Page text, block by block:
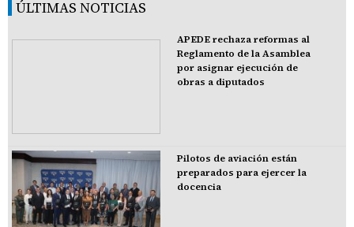
ÚLTIMAS NOTICIAS
APEDE rechaza reformas al
Reglamento de la Asamblea
por asignar ejecución de
obras a diputados
Pilotos de aviación están
preparados para ejercer la
docencia